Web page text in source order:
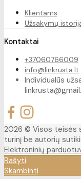
Klientams
Užsakymų
Kontaktai
+37060766009
info@linkrusta.lt
Individualūs
2026 © Visos teisės
turinį be autorių
Elektroninių
Rašyti
Skambinti